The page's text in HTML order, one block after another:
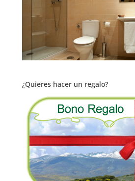
¿Quieres hacer un regalo?